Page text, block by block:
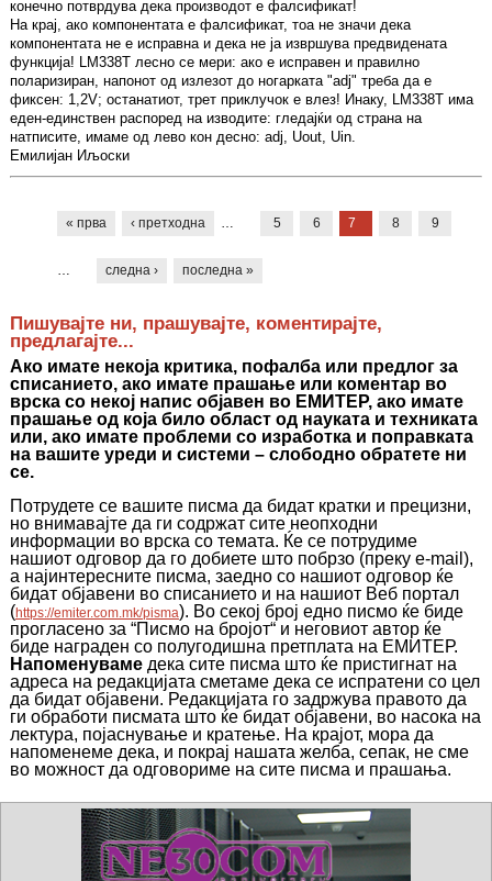
конечно потврдува дека производот е фалсификат!
На крај, ако компонентата е фалсификат, тоа не значи дека
компонентата не е исправна и дека не ја извршува предвидената
функција! LM338T лесно се мери: ако е исправен и правилно
поларизиран, напонот од излезот до ногарката "adj" треба да е
фиксен: 1,2V; останатиот, трет приклучок е влез! Инаку, LM338T има
еден-единствен распоред на изводите: гледајќи од страна на
натписите, имаме од лево кон десно: adj, Uout, Uin.
Емилијан Иљоски
« прва ‹ претходна … 5 6 7 8 9
… следна › последна »
Пишувајте ни, прашувајте, коментирајте,
предлагајте...
Ако имате некоја критика, пофалба или предлог за
списанието, ако имате прашање или коментар во
врска со некој напис објавен во ЕМИТЕР, ако имате
прашање од која било област од науката и техниката
или, ако имате проблеми со изработка и поправката
на вашите уреди и системи – слободно обратете ни
се.
Потрудете се вашите писма да бидат кратки и прецизни,
но внимавајте да ги содржат сите неопходни
информации во врска со темата. Ќе се потрудиме
нашиот одговор да го добиете што побрзо (преку e-mail ),
а најинтересните писма, заедно со нашиот одговор ќе
бидат објавени во списанието и на нашиот Веб портал
(https://emiter.com.mk/pisma). Во секој број едно писмо ќе биде
прогласено за “Писмо на бројот“ и неговиот автор ќе
биде награден со полугодишна претплата на ЕМИТЕР.
Напоменуваме дека сите писма што ќе пристигнат на
адреса на редакцијата сметаме дека се испратени со цел
да бидат објавени. Редакцијата го задржува правото да
ги обработи писмата што ќе бидат објавени, во насока на
лектура, појаснување и кратење. На крајот, мора да
напоменеме дека, и покрај нашата желба, сепак, не сме
во можност да одговориме на сите писма и прашања.